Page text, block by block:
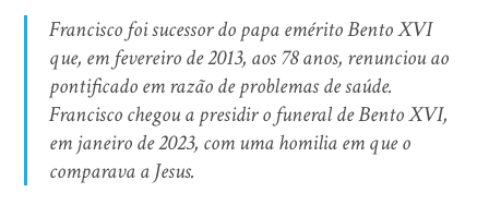
Francisco foi sucessor do papa emérito Bento XVI
que, em fevereiro de 2013, aos 78 anos, renunciou ao
pontificado em razão de problemas de saúde.
Francisco chegou a presidir o funeral de Bento XVI,
em janeiro de 2023, com uma homilia em que o
comparava a Jesus.